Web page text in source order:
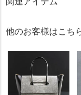
他のお客様はこち